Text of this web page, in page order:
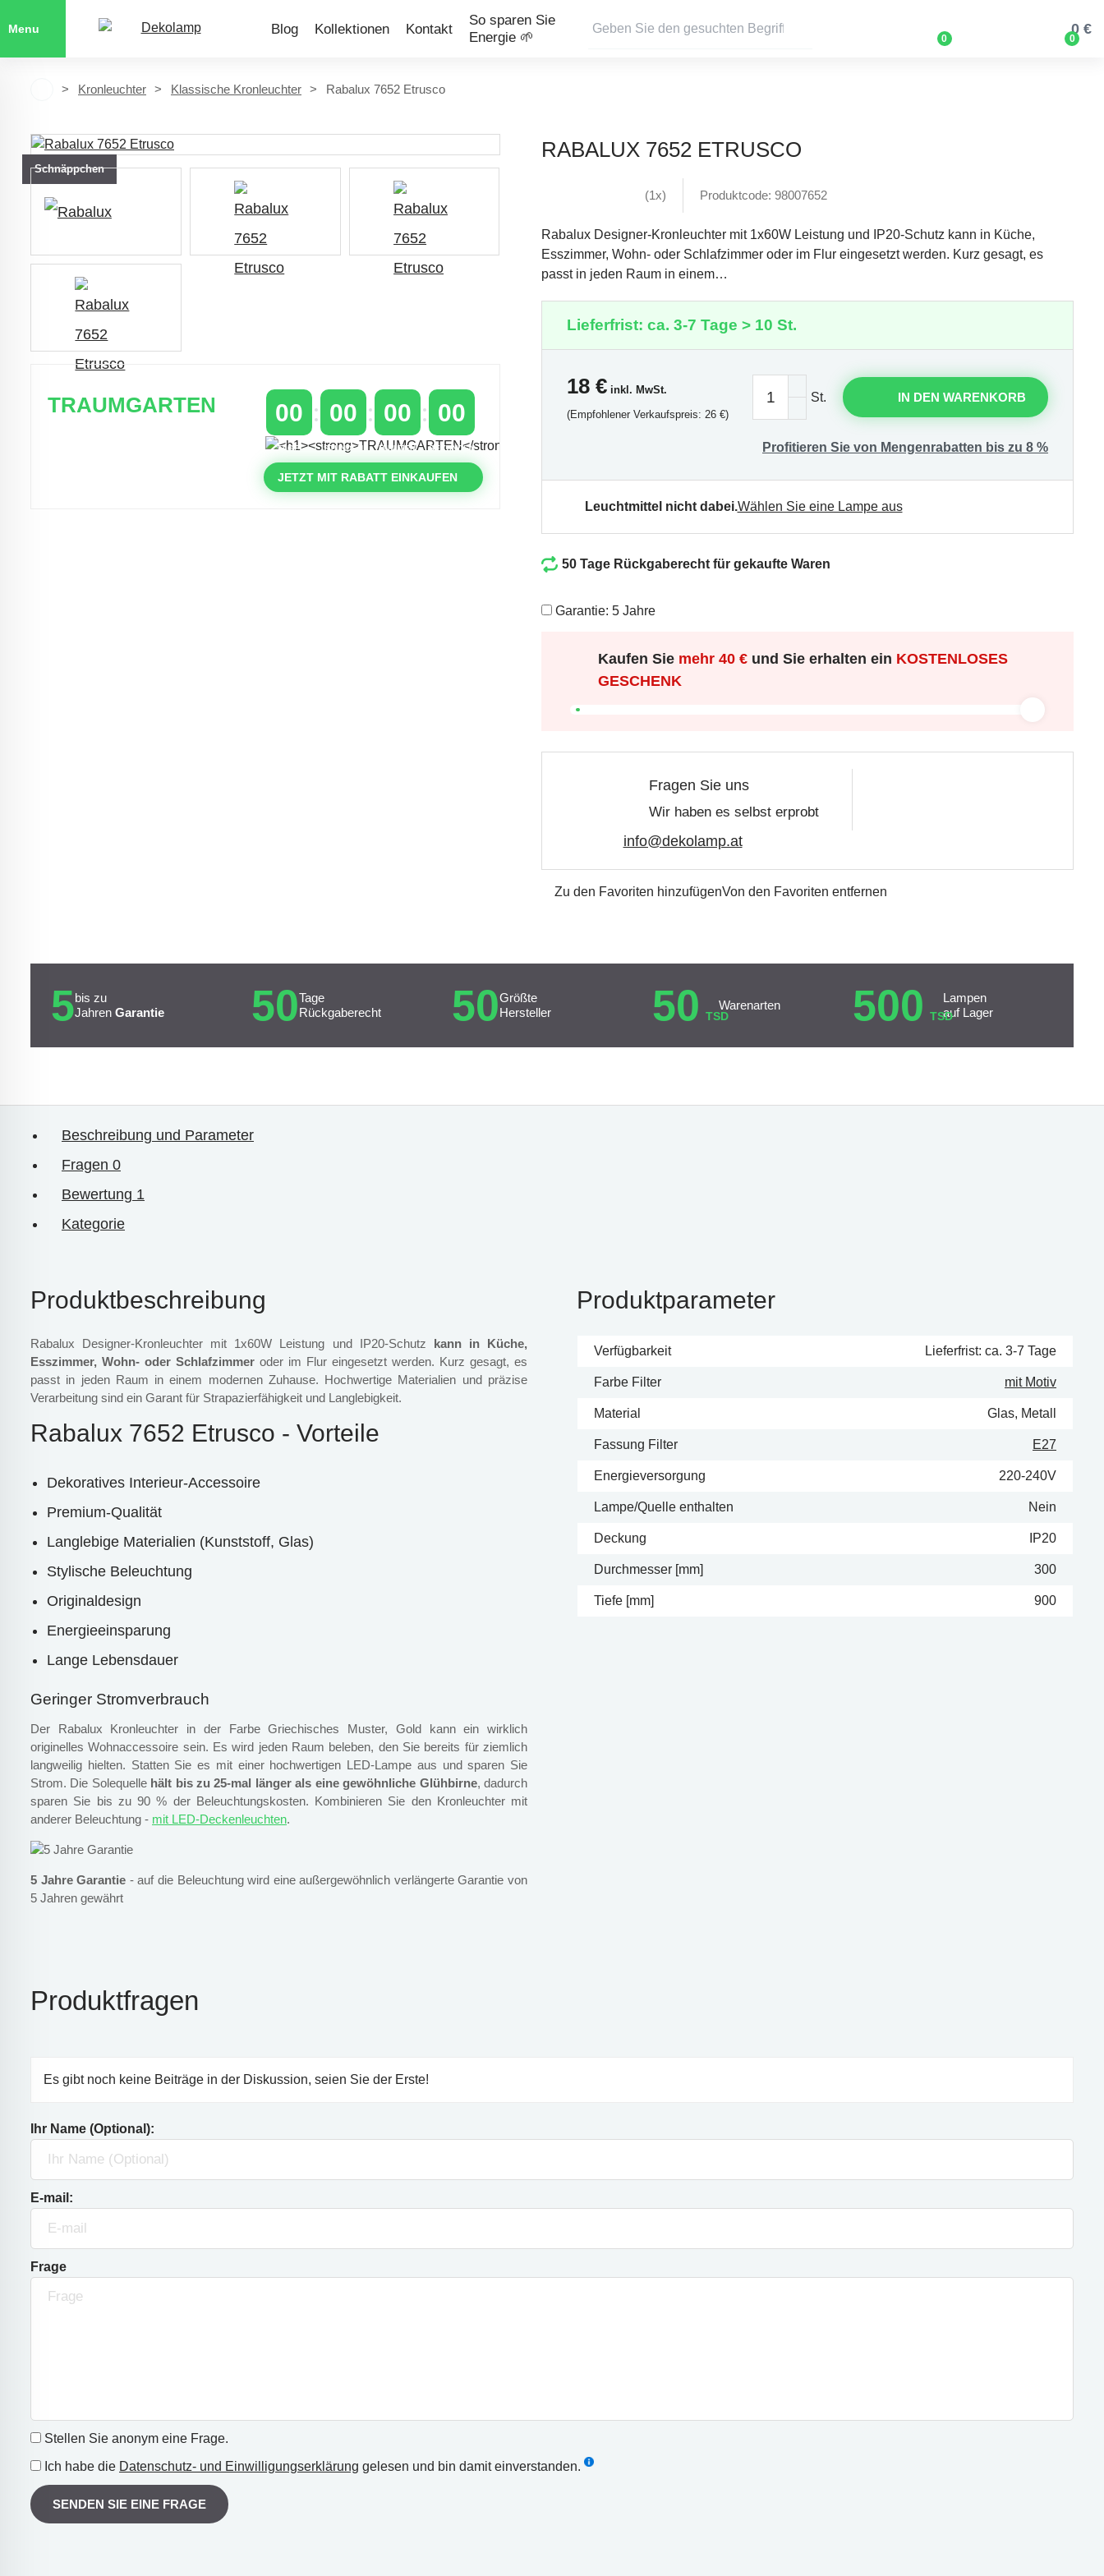
Menu Blog Kollektionen Kontakt
So sparen Sie
Energie 🌱
0 0
0 €
Kronleuchter Klassische Kronleuchter Rabalux 7652 Etrusco
RABALUX 7652 ETRUSCO
Schnäppchen
TRAUMGARTEN 00
TAGE
00
STUNDEN
00
MINUTEN
00
SEKUNDEN
JETZT MIT RABATT EINKAUFEN
(1x) Produktcode: 98007652
Rabalux Designer-Kronleuchter mit 1x60W Leistung und IP20-Schutz kann in Küche,
Esszimmer, Wohn- oder Schlafzimmer oder im Flur eingesetzt werden. Kurz gesagt, es
passt in jeden Raum in einem…
Lieferfrist: ca. 3-7 Tage > 10 St.
18€inkl. MwSt.
(Empfohlener Verkaufspreis: 26 €)
St. IN DEN WARENKORB
Profitieren Sie von Mengenrabatten bis zu 8 %
Leuchtmittel nicht dabei.Wählen Sie eine Lampe aus
50 Tage Rückgaberecht für gekaufte Waren
Garantie: 5 Jahre
Kaufen Sie mehr 40 € und Sie erhalten ein KOSTENLOSES
GESCHENK
Fragen Sie uns
Wir haben es selbst erprobt
info@dekolamp.at
Zu den Favoriten hinzufügenVon den Favoriten entfernen
5bis zu
Jahren Garantie 50Tage
Rückgaberecht
50Größte
Hersteller
50 TSD
Warenarten 500 TSD
Lampen
auf Lager
Beschreibung und Parameter
Fragen 0
Bewertung 1
Kategorie
Produktbeschreibung
Rabalux Designer-Kronleuchter mit 1x60W Leistung und IP20-Schutz kann in Küche,
Esszimmer, Wohn- oder Schlafzimmer oder im Flur eingesetzt werden. Kurz gesagt, es
passt in jeden Raum in einem modernen Zuhause. Hochwertige Materialien und präzise
Verarbeitung sind ein Garant für Strapazierfähigkeit und Langlebigkeit.
Rabalux 7652 Etrusco - Vorteile
Dekoratives Interieur-Accessoire
Premium-Qualität
Langlebige Materialien (Kunststoff, Glas)
Stylische Beleuchtung
Originaldesign
Energieeinsparung
Lange Lebensdauer
Geringer Stromverbrauch
Der Rabalux Kronleuchter in der Farbe Griechisches Muster, Gold kann ein wirklich
originelles Wohnaccessoire sein. Es wird jeden Raum beleben, den Sie bereits für ziemlich
langweilig hielten. Statten Sie es mit einer hochwertigen LED-Lampe aus und sparen Sie
Strom. Die Solequelle hält bis zu 25-mal länger als eine gewöhnliche Glühbirne, dadurch
sparen Sie bis zu 90 % der Beleuchtungskosten. Kombinieren Sie den Kronleuchter mit
anderer Beleuchtung - mit LED-Deckenleuchten.
5 Jahre Garantie - auf die Beleuchtung wird eine außergewöhnlich verlängerte Garantie von
5 Jahren gewährt
Produktparameter
Verfügbarkeit Lieferfrist: ca. 3-7 Tage
Farbe Filter mit Motiv
Material Glas, Metall
Fassung Filter E27
Energieversorgung 220-240V
Lampe/Quelle enthalten Nein
Deckung IP20
Durchmesser [mm] 300
Tiefe [mm] 900
Produktfragen
Es gibt noch keine Beiträge in der Diskussion, seien Sie der Erste!
Ihr Name (Optional):
E-mail:
Frage
Stellen Sie anonym eine Frage.
Ich habe die Datenschutz- und Einwilligungserklärung gelesen und bin damit einverstanden.
SENDEN SIE EINE FRAGE